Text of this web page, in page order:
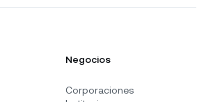
Negocios
Corporaciones